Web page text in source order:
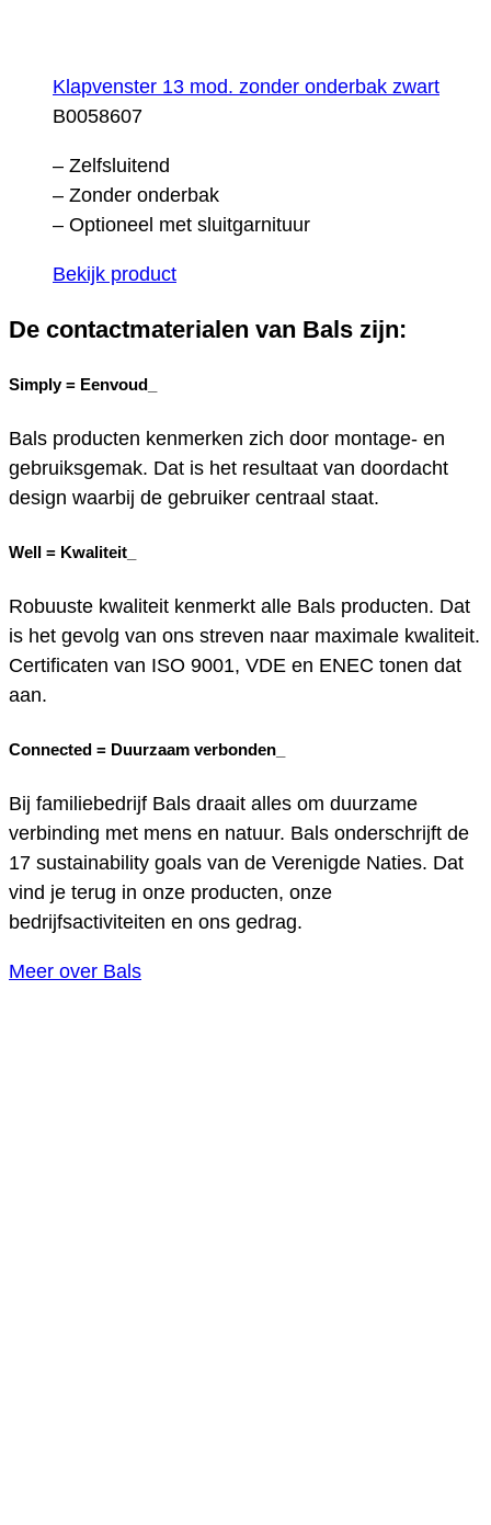
Klapvenster 13 mod. zonder onderbak zwart
B0058607
– Zelfsluitend
– Zonder onderbak
– Optioneel met sluitgarnituur
Bekijk product
De contactmaterialen van Bals zijn:
Simply = Eenvoud_
Bals producten kenmerken zich door montage- en
gebruiksgemak. Dat is het resultaat van doordacht
design waarbij de gebruiker centraal staat.
Well = Kwaliteit_
Robuuste kwaliteit kenmerkt alle Bals producten. Dat
is het gevolg van ons streven naar maximale kwaliteit.
Certificaten van ISO 9001, VDE en ENEC tonen dat
aan.
Connected = Duurzaam verbonden_
Bij familiebedrijf Bals draait alles om duurzame
verbinding met mens en natuur. Bals onderschrijft de
17 sustainability goals van de Verenigde Naties. Dat
vind je terug in onze producten, onze
bedrijfsactiviteiten en ons gedrag.
Meer over Bals